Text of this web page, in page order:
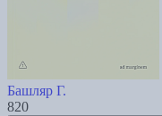
Башляр Г.
820